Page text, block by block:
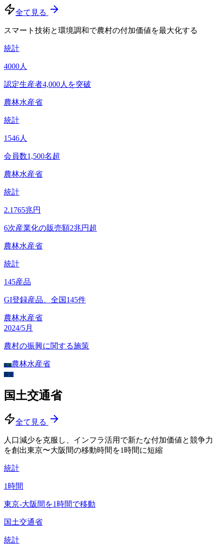
全て見る
スマート技術と環境調和で農村の付加価値を最大化する
統計
4000人
認定生産者4,000人を突破
農林水産省
統計
1546人
会員数1,500名超
農林水産省
統計
2.1765兆円
6次産業化の販売額2兆円超
農林水産省
統計
145産品
GI登録産品、全国145件
農林水産省
2024/5月
農村の振興に関する施策
農水 農林水産省
国交
国土交通省
全て見る
人口減少を克服し、インフラ活用で新たな付加価値と競争力
を創出東京〜大阪間の移動時間を1時間に短縮
統計
1 時間
東京-大阪間を1時間で移動
国土交通省
統計